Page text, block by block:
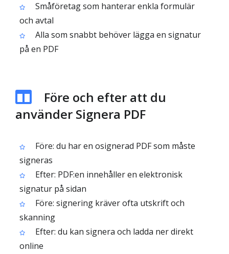
Småföretag som hanterar enkla formulär
och avtal
Alla som snabbt behöver lägga en signatur
på en PDF
Före och efter att du
använder Signera PDF
Före: du har en osignerad PDF som måste
signeras
Efter: PDF:en innehåller en elektronisk
signatur på sidan
Före: signering kräver ofta utskrift och
skanning
Efter: du kan signera och ladda ner direkt
online